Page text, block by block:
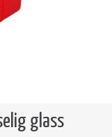
glass